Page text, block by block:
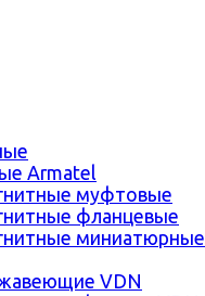
Armatel
муфтовые
фланцевые
миниатюрные
VDN